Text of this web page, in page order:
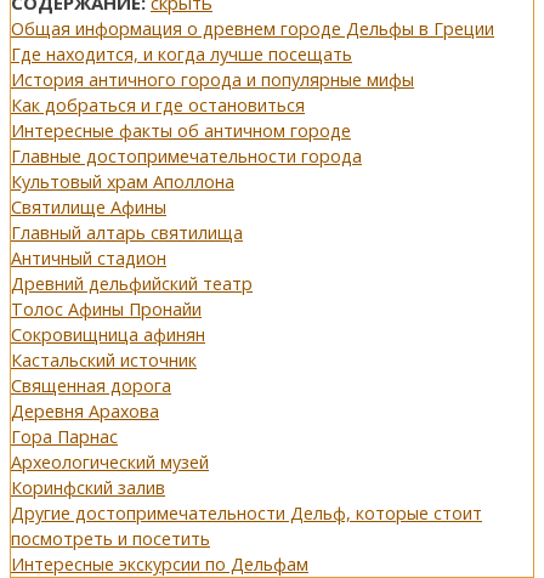
Общая информация о древнем городе Дельфы в Греции
Где находится, и когда лучше посещать
История античного города и популярные мифы
Как добраться и где остановиться
Интересные факты об античном городе
Главные достопримечательности города
Культовый храм Аполлона
Святилище Афины
Главный алтарь святилища
Античный стадион
Древний дельфийский театр
Толос Афины Пронайи
Сокровищница афинян
Кастальский источник
Священная дорога
Деревня Арахова
Гора Парнас
Археологический музей
Коринфский залив
Другие достопримечательности Дельф, которые стоит
посмотреть и посетить
Интересные экскурсии по Дельфам